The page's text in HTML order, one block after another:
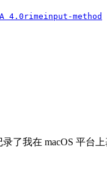
4.0 rimeinput-method
了我在 macOS 平台